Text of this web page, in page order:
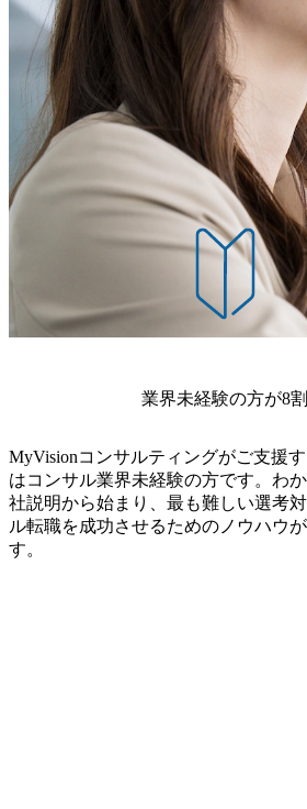
業界未経験の方が8割
MyVisionコンサルティングがご支援
はコンサル業界未経験の方です。わ
社説明から始まり、最も難しい選考
ル転職を成功させるためのノウハウ
す。